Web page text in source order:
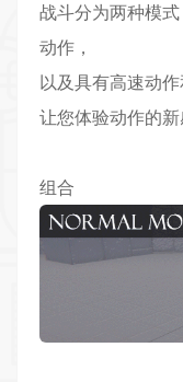
战斗分为两种模
动作，
以及具有高速动
让您体验动作的
组合